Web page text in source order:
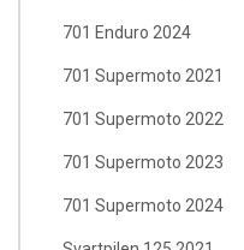
701 Enduro 2024
701 Supermoto 2021
701 Supermoto 2022
701 Supermoto 2023
701 Supermoto 2024